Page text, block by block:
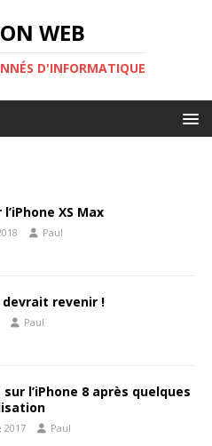
WEB
D'INFORMATIQUE
XS Max
Paul
devrait revenir !
Paul
l’iPhone 8 après quelques
2017 Paul